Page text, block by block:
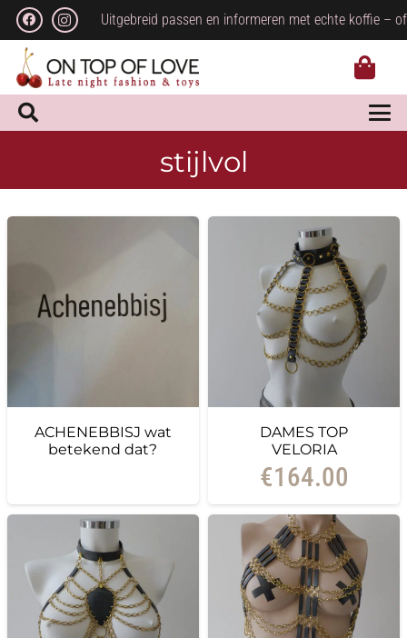
Uitgebreid passen en informeren met echte koffie –
stijlvol
ACHENEBBISJ wat
betekend dat?
DAMES TOP
VELORIA
€164.00